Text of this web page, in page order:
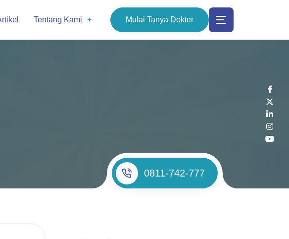
Tentang Kami Mulai Tanya Dokter
0811-742-777